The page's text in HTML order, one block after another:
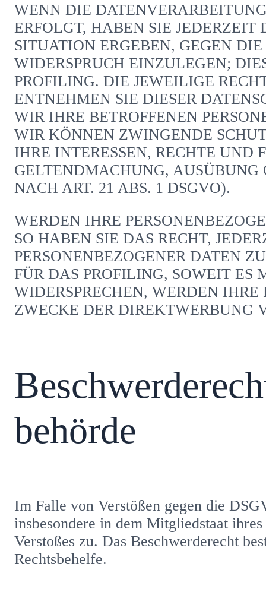
WENN DIE
ERFOLGT, HABEN SIE JEDERZEIT
SITUATION ERGEBEN, GEGEN
WIDERSPRUCH EINZULEGEN;
PROFILING. DIE JEWEILIGE
ENTNEHMEN SIE DIESER
WIR IHRE BETROFFENEN
WIR KÖNNEN ZWINGENDE
IHRE INTERESSEN, RECHTE
GELTENDMACHUNG, AUSÜBUNG
NACH ART. 21 ABS. 1 DSGVO).
WERDEN IHRE
SO HABEN SIE DAS RECHT,
PERSONENBEZOGENER DATEN
FÜR DAS PROFILING, SOWEIT ES
WIDERSPRECHEN, WERDEN
ZWECKE DER DIREKTWERBUNG
behörde
Im Falle von Verstößen gegen die
insbesondere in dem Mitgliedstaat
Verstoßes zu. Das Beschwerderecht
Rechtsbehelfe.